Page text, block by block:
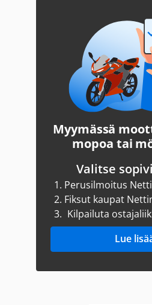
Myymässä
mopoa tai
Valitse
1. Perusilmoitus
2. Fiksut kaupat
3. Kilpailuta
Lue